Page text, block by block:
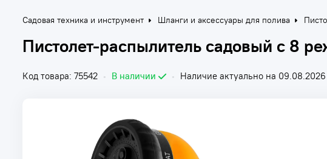
Садовая техника и инструмент Шланги и аксессуары для полива
Пистолет-распылитель садовый с 8
Код товара: 75542 • В наличии • Наличие актуально на